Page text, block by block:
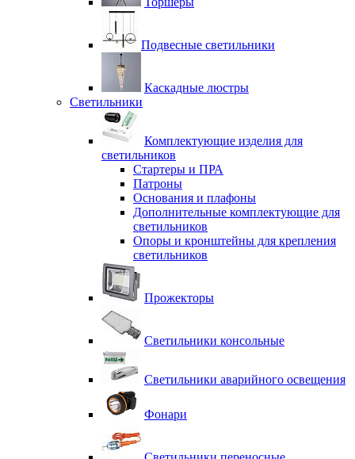
Подвесные светильники
Каскадные люстры
Светильники
Комплектующие изделия для
светильников
Стартеры и ПРА
Патроны
Основания и плафоны
Дополнительные комплектующие для
светильников
Опоры и кронштейны для крепления
светильников
Прожекторы
Светильники консольные
Светильники аварийного освещения
Фонари